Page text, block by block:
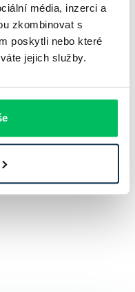
média, inzerci a
zkombinovat s
poskytli nebo které
jejich služby.
osoba.